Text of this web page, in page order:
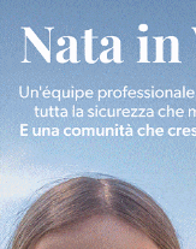
Cronaca 4 Agosto
Un anno fa la
Gianni, Giulia
processo, lo
Cronaca 3 Agosto
Scomparso da
Fiorentino
Levane nel